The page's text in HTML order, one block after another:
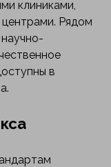
клиниками,
Рядом
в